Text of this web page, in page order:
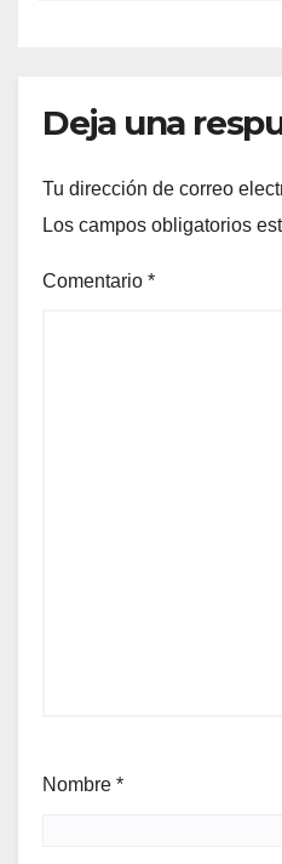
Deja una
Tu dirección de correo
Los campos obligatorios
Comentario *
Nombre *